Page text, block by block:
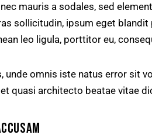
mauris a sodales, sed
sollicitudin, ipsum eget
leo ligula, porttitor eu,
unde omnis iste natus error sit
quasi architecto beatae vitae